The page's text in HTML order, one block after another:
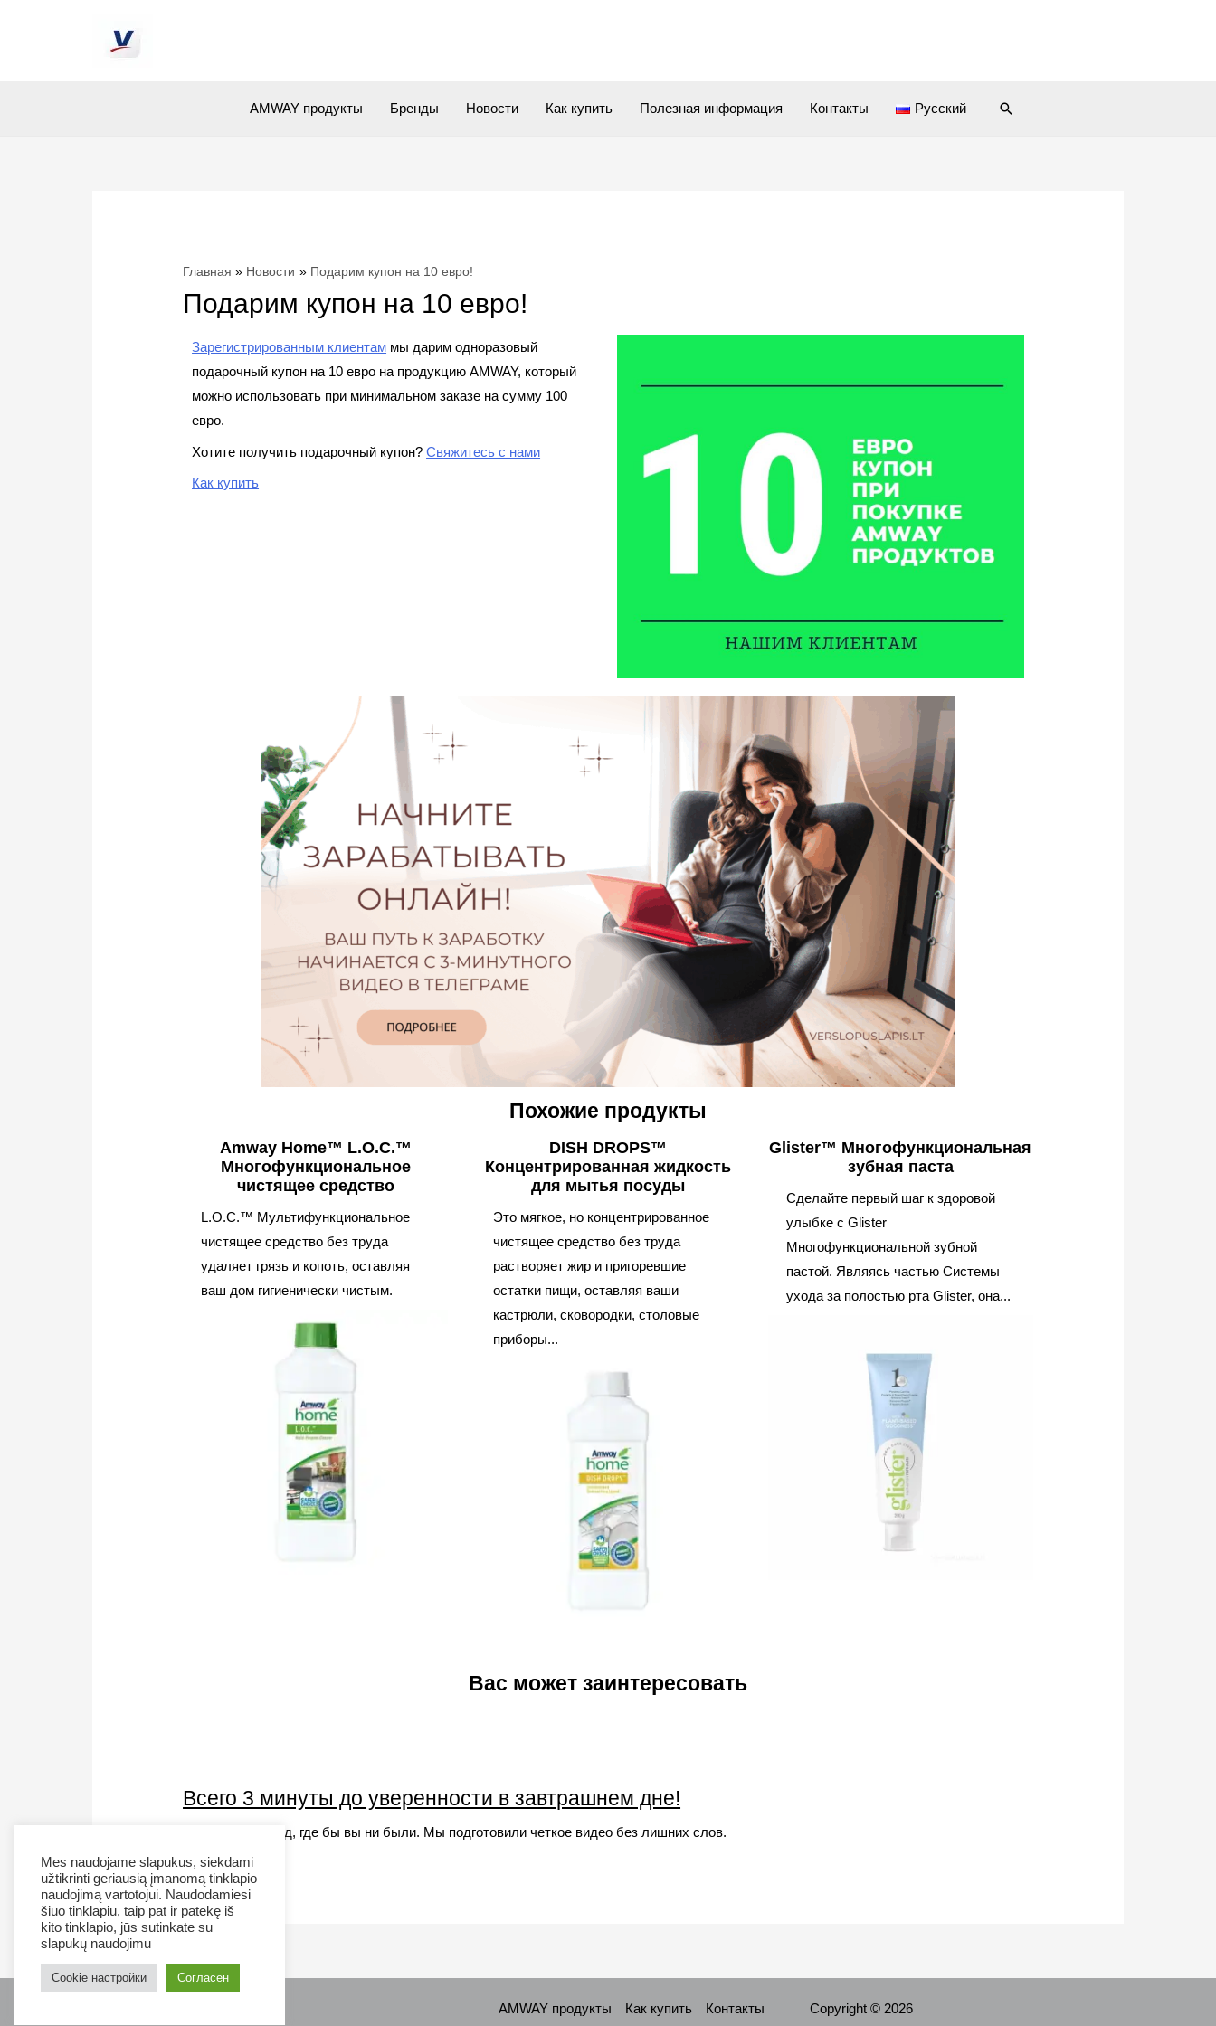
AMWAY продукты Бренды Новости Как купить Полезная информация Контакты Русский
Главная Новости Подарим купон на 10 евро!
Подарим купон на 10 евро!
Зарегистрированным клиентам мы дарим одноразовый
подарочный купон на 10 евро на продукцию AMWAY, который
можно использовать при минимальном заказе на сумму 100
евро.
Хотите получить подарочный купон?Свяжитесь с нами
Как купить
Похожие продукты
Amway Home™ L.O.C.™
Многофункциональное
чистящее средство
L.O.C.™ Мультифункциональное
чистящее средство без труда
удаляет грязь и копоть, оставляя
ваш дом гигиенически чистым.
DISH DROPS™
Концентрированная жидкость
для мытья посуды
Это мягкое, но концентрированное
чистящее средство без труда
растворяет жир и пригоревшие
остатки пищи, оставляя ваши
кастрюли, сковородки, столовые
приборы...
Glister™ Многофункциональная
зубная паста
Сделайте первый шаг к здоровой
улыбке с Glister
Многофункциональной зубной
пастой. Являясь частью Системы
ухода за полостью рта Glister, она...
Вас может заинтересовать
Всего 3 минуты до уверенности в завтрашнем дне!
Получайте доход, где бы вы ни были. Мы подготовили четкое видео без лишних слов.
AMWAY продукты Как купить Контакты Copyright © 2026
Mes naudojame slapukus, siekdami
užtikrinti geriausią įmanomą tinklapio
naudojimą vartotojui. Naudodamiesi
šiuo tinklapiu, taip pat ir patekę iš
kito tinklapio, jūs sutinkate su
slapukų naudojimu
Cookie настройки Согласен